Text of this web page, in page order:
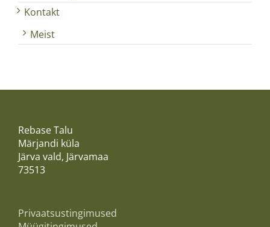
Kontakt
Meist
Rebase Talu
Märjandi küla
Järva vald, Järvamaa
73513
Privaatsustingimused